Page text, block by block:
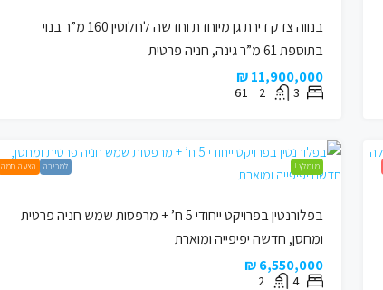
בנווה צדק דירת גן מיוחדת וחדשה לחלוטין 160 מ”ר בנוי
בתוספת 61 מ”ר גינה, חניה פרטית
11,900,000 ₪
3
2
61
מומלץ ! למכירה הצעה חמה
בפלורנטין בפרויקט ייחודי 5 ח’ + מרפסות שמש חניה פרטית
ומחסן, חדשה יפיפייה ומוארת
6,550,000 ₪
4
2